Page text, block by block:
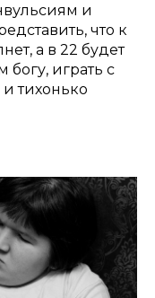
и
что к
а в 22 будет
богу, играть с
тихонько